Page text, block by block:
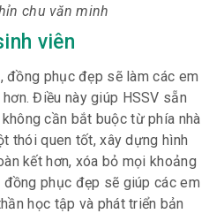
chu văn minh
viên
phục đẹp sẽ làm các em
Điều này giúp HSSV sẵn
cần bắt buộc từ phía nhà
thói quen tốt, xây dựng hình
kết hơn, xóa bỏ mọi khoảng
đồng phục đẹp sẽ giúp các em
học tập và phát triển bản